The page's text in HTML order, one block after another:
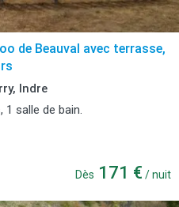
de Beauval avec terrasse,
Indre
1 salle de bain.
Dès 171 € / nuit